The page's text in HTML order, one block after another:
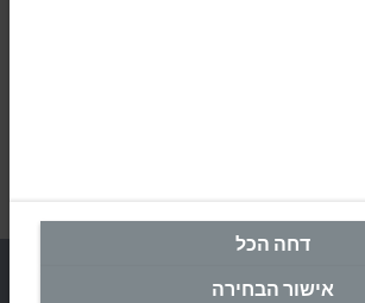
דחה הכל
אישור הבחירה